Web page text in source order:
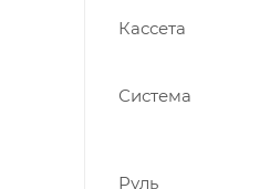
Кассета
Система
Руль